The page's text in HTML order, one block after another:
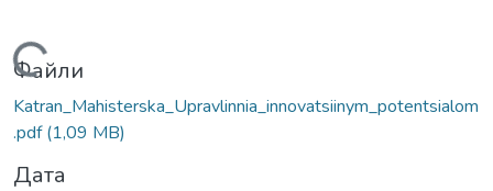
Вантажиться...
Файли
Katran_Mahisterska_Upravlinnia_innovatsiinym_potentsialom
.pdf(1,09 MB)
Дата